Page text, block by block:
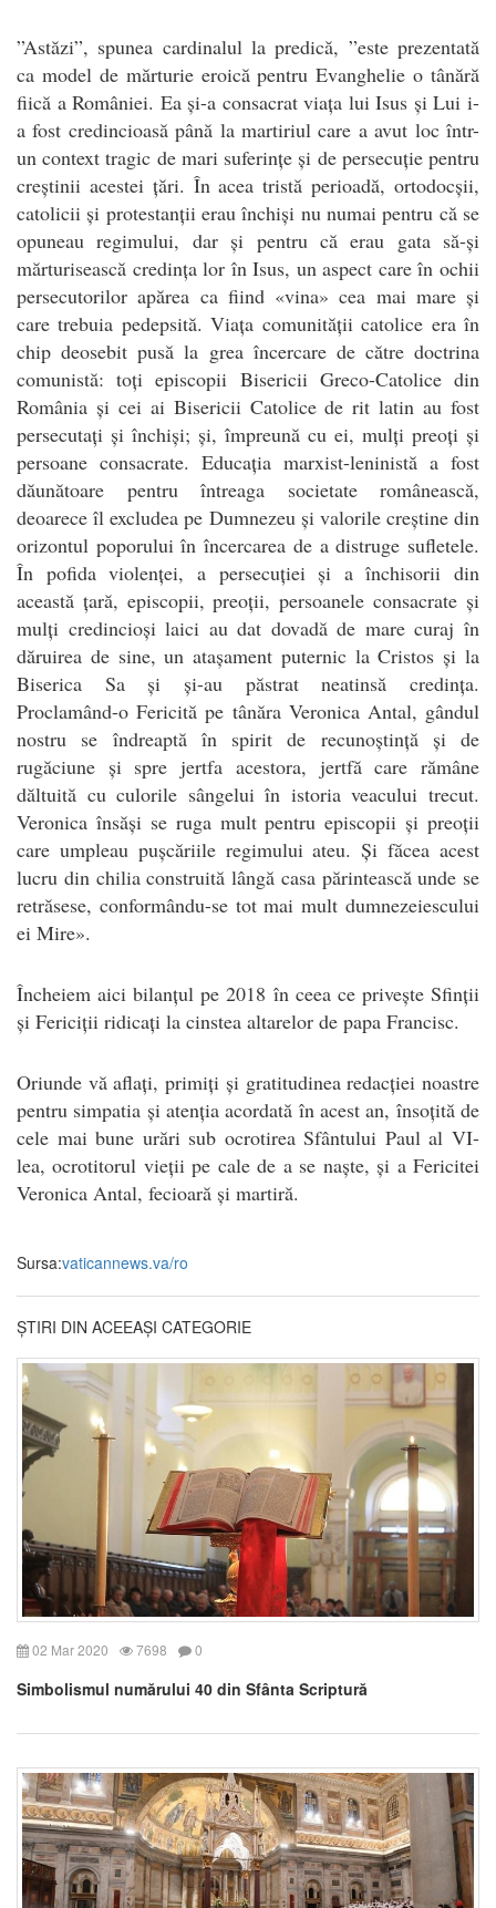
”Astăzi”, spunea cardinalul la predică, ”este prezentată
ca model de mărturie eroică pentru Evanghelie o tânără
fiică a României. Ea și-a consacrat viața lui Isus și Lui i-
a fost credincioasă până la martiriul care a avut loc într-
un context tragic de mari suferințe și de persecuție pentru
creștinii acestei țări. În acea tristă perioadă, ortodocșii,
catolicii și protestanții erau închiși nu numai pentru că se
opuneau regimului, dar și pentru că erau gata să-și
mărturisească credința lor în Isus, un aspect care în ochii
persecutorilor apărea ca fiind «vina» cea mai mare și
care trebuia pedepsită. Viața comunității catolice era în
chip deosebit pusă la grea încercare de către doctrina
comunistă: toți episcopii Bisericii Greco-Catolice din
România și cei ai Bisericii Catolice de rit latin au fost
persecutați și închiși; și, împreună cu ei, mulți preoți și
persoane consacrate. Educația marxist-leninistă a fost
dăunătoare pentru întreaga societate românească,
deoarece îl excludea pe Dumnezeu și valorile creștine din
orizontul poporului în încercarea de a distruge sufletele.
În pofida violenței, a persecuției și a închisorii din
această țară, episcopii, preoții, persoanele consacrate și
mulți credincioși laici au dat dovadă de mare curaj în
dăruirea de sine, un atașament puternic la Cristos și la
Biserica Sa și și-au păstrat neatinsă credința.
Proclamând-o Fericită pe tânăra Veronica Antal, gândul
nostru se îndreaptă în spirit de recunoștință și de
rugăciune și spre jertfa acestora, jertfă care rămâne
dăltuită cu culorile sângelui în istoria veacului trecut.
Veronica însăși se ruga mult pentru episcopii și preoții
care umpleau pușcăriile regimului ateu. Și făcea acest
lucru din chilia construită lângă casa părintească unde se
retrăsese, conformându-se tot mai mult dumnezeiescului
ei Mire».
Încheiem aici bilanțul pe 2018 în ceea ce privește Sfinții
și Fericiții ridicați la cinstea altarelor de papa Francisc.
Oriunde vă aflați, primiți și gratitudinea redacției noastre
pentru simpatia și atenția acordată în acest an, însoțită de
cele mai bune urări sub ocrotirea Sfântului Paul al VI-
lea, ocrotitorul vieții pe cale de a se naște, și a Fericitei
Veronica Antal, fecioară și martiră.
Sursa:vaticannews.va/ro
ȘTIRI DIN ACEEAȘI CATEGORIE
02 Mar 2020 7698 0
Simbolismul numărului 40 din Sfânta Scriptură